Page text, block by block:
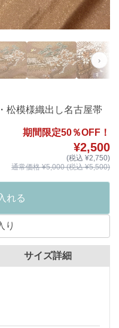
›
模様織出し名古屋帯
期間限定50％OFF！
¥2,500
(税込 ¥2,750)
通常価格 ¥5,000 (税込 ¥5,500)
れる
り
サイズ詳細